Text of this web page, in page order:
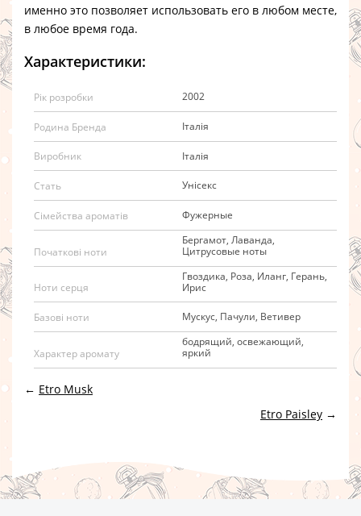
именно это позволяет использовать его в любом месте,
в любое время года.
Характеристики:
Рік розробки 2002
Родина Бренда Італія
Виробник Італія
Стать Унісекс
Сімейства ароматів Фужерные
Початкові ноти
Бергамот, Лаванда,
Цитрусовые ноты
Ноти серця
Гвоздика, Роза, Иланг, Герань,
Ирис
Базові ноти Мускус, Пачули, Ветивер
Характер аромату
бодрящий, освежающий,
яркий
← Etro Musk
Etro Paisley →